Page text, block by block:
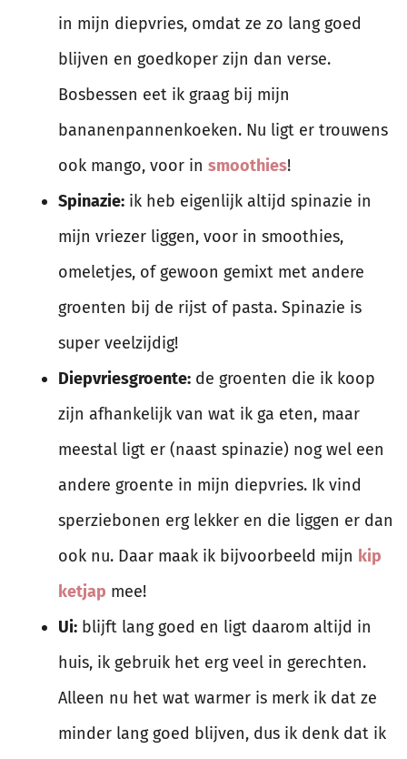
in mijn diepvries, omdat ze zo lang goed
blijven en goedkoper zijn dan verse.
Bosbessen eet ik graag bij mijn
bananenpannenkoeken. Nu ligt er trouwens
ook mango, voor in smoothies!
Spinazie: ik heb eigenlijk altijd spinazie in
mijn vriezer liggen, voor in smoothies,
omeletjes, of gewoon gemixt met andere
groenten bij de rijst of pasta. Spinazie is
super veelzijdig!
Diepvriesgroente: de groenten die ik koop
zijn afhankelijk van wat ik ga eten, maar
meestal ligt er (naast spinazie) nog wel een
andere groente in mijn diepvries. Ik vind
sperziebonen erg lekker en die liggen er dan
ook nu. Daar maak ik bijvoorbeeld mijn kip
ketjap mee!
Ui: blijft lang goed en ligt daarom altijd in
huis, ik gebruik het erg veel in gerechten.
Alleen nu het wat warmer is merk ik dat ze
minder lang goed blijven, dus ik denk dat ik